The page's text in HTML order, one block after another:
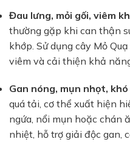
Đau lưng, mỏi gối, viêm
thường gặp khi can thận
khớp. Sử dụng cây Mỏ
viêm và cải thiện khả
Gan nóng, mụn nhọt,
quá tải, cơ thể xuất hiện
ngứa, nổi mụn hoặc chán
nhiệt, hỗ trợ giải độc gan,